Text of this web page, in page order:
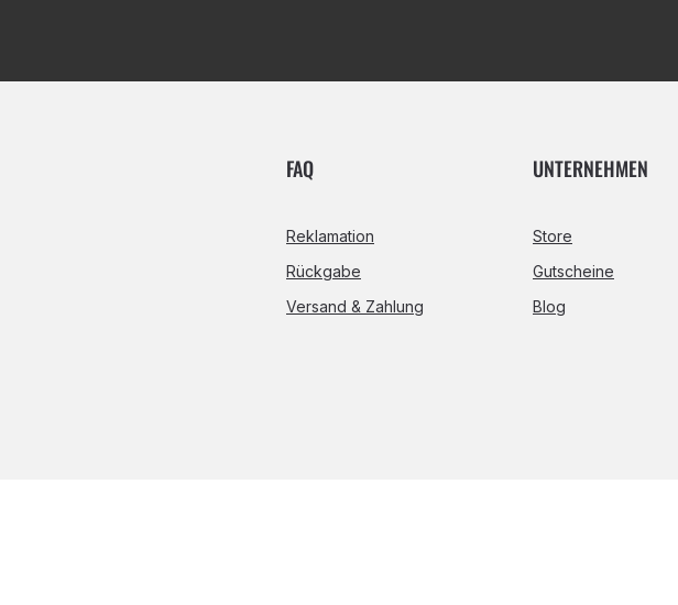
FAQ
Reklamation
Rückgabe
Versand & Zahlung
UNTERNEHMEN
Store
Gutscheine
Blog